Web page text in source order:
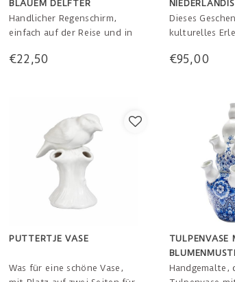
BLAUEM DELFTER
INTERIEUR
Handlicher Regenschirm,
einfach auf der Reise und in
Dunkelblaues Äußeres und
Durchmesser
€22,50
Dieses
kulturelles
Nachtwache
schon jetzt auf
Paket mit
enthält:
€95,00
PUTTERTJE VASE
Was für eine schöne Vase,
TULPENVASE
HANDGEMALT
Handgemalte,